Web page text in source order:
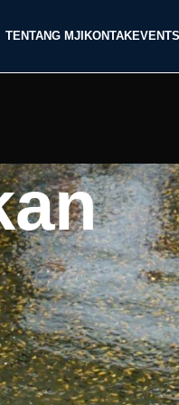
TENTANG MJI KONTAKEVENTS
BERDASARKAN